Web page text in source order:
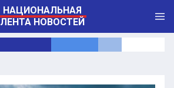
НАЦИОНАЛЬНАЯ
ЛЕНТА НОВОСТЕЙ